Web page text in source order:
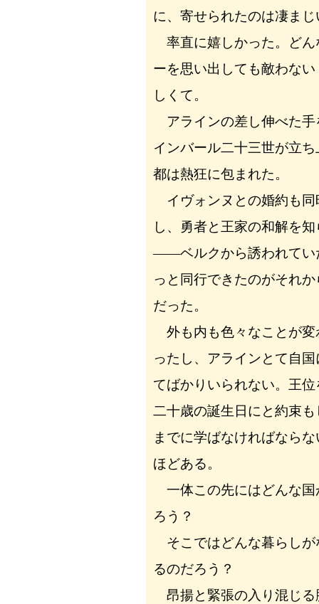
に、寄せられたのは凄ま
率直に嬉しかった。どん
ーを思い出しても敵わな
しくて。
アラインの差し伸べた手
インバール二十三世が立
都は熱狂に包まれた。
イヴォンヌとの婚約も同
し、勇者と王家の和解を
――ベルクから誘われてい
っと同行できたのがそれ
だった。
外も内も色々なことが変
ったし、アラインとて自
てばかりいられない。王
二十歳の誕生日にと約束
までに学ばなければなら
ほどある。
一体この先にはどんな国
ろう？
そこではどんな暮らしが
るのだろう？
昂揚と緊張の入り混じる